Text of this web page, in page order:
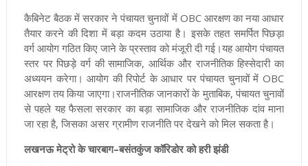
कैबिनेट बैठक में सरकार ने पंचायत चुनावों में OBC आरक्षण का नया आधार
तैयार करने की दिशा में बड़ा कदम उठाया है। इसके तहत समर्पित पिछड़ा
वर्ग आयोग गठित किए जाने के प्रस्ताव को मंजूरी दी गई।यह आयोग पंचायत
स्तर पर पिछड़े वर्ग की सामाजिक, आर्थिक और राजनीतिक हिस्सेदारी का
अध्ययन करेगा। आयोग की रिपोर्ट के आधार पर पंचायत चुनावों में OBC
आरक्षण तय किया जाएगा।राजनीतिक जानकारों के मुताबिक, पंचायत चुनावों
से पहले यह फैसला सरकार का बड़ा सामाजिक और राजनीतिक दांव माना
जा रहा है, जिसका असर ग्रामीण राजनीति पर देखने को मिल सकता है।
लखनऊ मेट्रो के चारबाग–बसंतकुंज कॉरिडोर को हरी झंडी